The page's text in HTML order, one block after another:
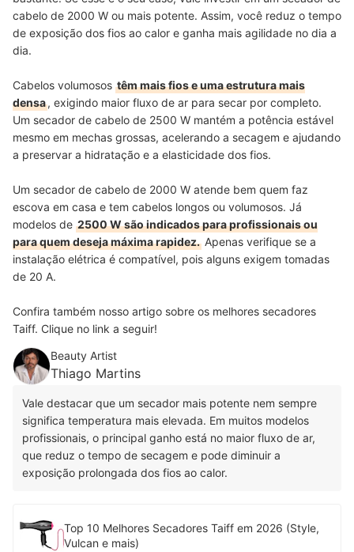
cabelo de 2000 W ou mais potente. Assim, você reduz o tempo
de exposição dos fios ao calor e ganha mais agilidade no dia a
dia.
Cabelos volumosos têm mais fios e uma estrutura mais
densa, exigindo maior fluxo de ar para secar por completo.
Um secador de cabelo de 2500 W mantém a potência estável
mesmo em mechas grossas, acelerando a secagem e ajudando
a preservar a hidratação e a elasticidade dos fios.
Um secador de cabelo de 2000 W atende bem quem faz
escova em casa e tem cabelos longos ou volumosos. Já
modelos de 2500 W são indicados para profissionais ou
para quem deseja máxima rapidez. Apenas verifique se a
instalação elétrica é compatível, pois alguns exigem tomadas
de 20 A.
Confira também nosso artigo sobre os melhores secadores
Taiff. Clique no link a seguir!
Beauty Artist
Thiago Martins
Vale destacar que um secador mais potente nem sempre
significa temperatura mais elevada. Em muitos modelos
profissionais, o principal ganho está no maior fluxo de ar,
que reduz o tempo de secagem e pode diminuir a
exposição prolongada dos fios ao calor.
Top 10 Melhores Secadores Taiff em 2026 (Style,
Vulcan e mais)